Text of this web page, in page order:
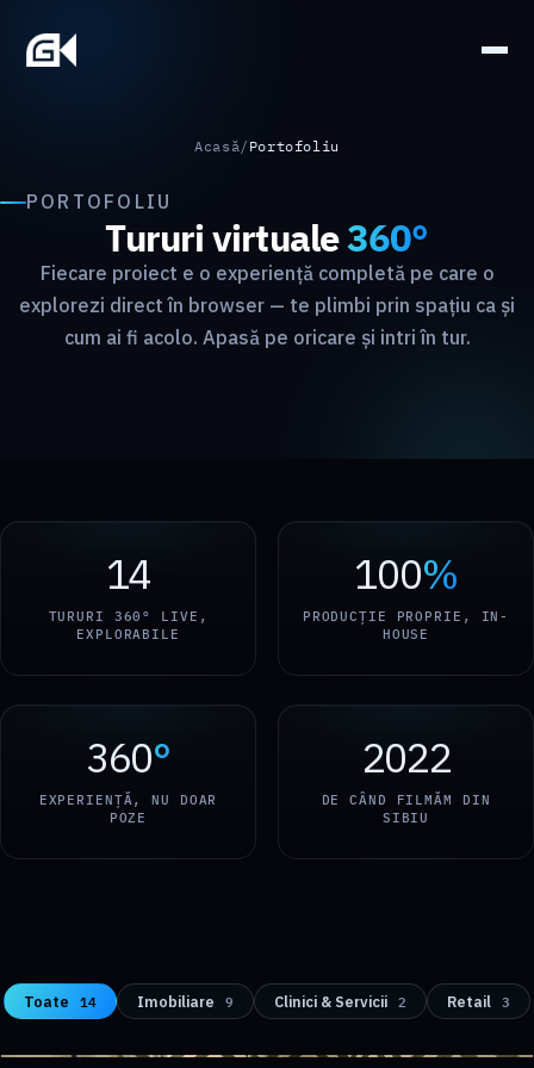
content
Acasă/ Portofoliu
PORTOFOLIU
Tururi virtuale360°
Fiecare proiect e o experiență completă pe care o
explorezi direct în browser — te plimbi prin spațiu ca și
cum ai fi acolo. Apasă pe oricare și intri în tur.
14
TURURI 360° LIVE,
EXPLORABILE
100%
PRODUCȚIE PROPRIE, IN-
HOUSE
360°
EXPERIENȚĂ, NU DOAR
POZE
2022
DE CÂND FILMĂM DIN
SIBIU
Toate 14 Imobiliare 9 Clinici & Servicii 2 Retail 3
IMOBILIARE
Oberwood
REZIDENȚIAL
Casa Prieteniei
REZIDENȚIAL